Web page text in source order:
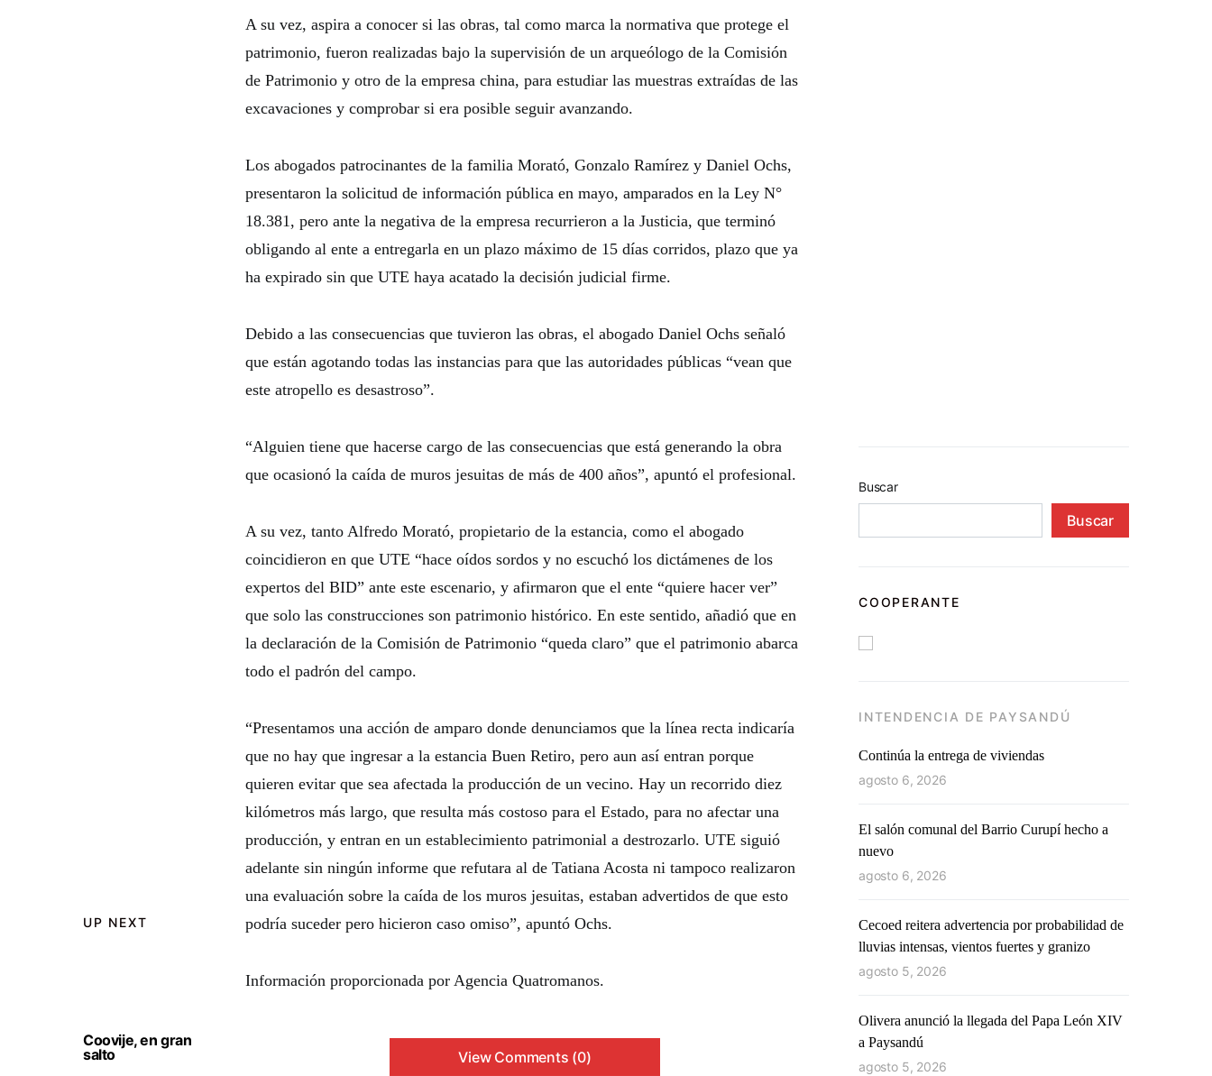
UP NEXT
Coovije, en gran
salto
A su vez, aspira a conocer si las obras, tal como marca la normativa que protege el
patrimonio, fueron realizadas bajo la supervisión de un arqueólogo de la Comisión
de Patrimonio y otro de la empresa china, para estudiar las muestras extraídas de las
excavaciones y comprobar si era posible seguir avanzando.
Los abogados patrocinantes de la familia Morató, Gonzalo Ramírez y Daniel Ochs,
presentaron la solicitud de información pública en mayo, amparados en la Ley N°
18.381, pero ante la negativa de la empresa recurrieron a la Justicia, que terminó
obligando al ente a entregarla en un plazo máximo de 15 días corridos, plazo que ya
ha expirado sin que UTE haya acatado la decisión judicial firme.
Debido a las consecuencias que tuvieron las obras, el abogado Daniel Ochs señaló
que están agotando todas las instancias para que las autoridades públicas “vean que
este atropello es desastroso”.
“Alguien tiene que hacerse cargo de las consecuencias que está generando la obra
que ocasionó la caída de muros jesuitas de más de 400 años”, apuntó el profesional.
A su vez, tanto Alfredo Morató, propietario de la estancia, como el abogado
coincidieron en que UTE “hace oídos sordos y no escuchó los dictámenes de los
expertos del BID” ante este escenario, y afirmaron que el ente “quiere hacer ver”
que solo las construcciones son patrimonio histórico. En este sentido, añadió que en
la declaración de la Comisión de Patrimonio “queda claro” que el patrimonio abarca
todo el padrón del campo.
“Presentamos una acción de amparo donde denunciamos que la línea recta indicaría
que no hay que ingresar a la estancia Buen Retiro, pero aun así entran porque
quieren evitar que sea afectada la producción de un vecino. Hay un recorrido diez
kilómetros más largo, que resulta más costoso para el Estado, para no afectar una
producción, y entran en un establecimiento patrimonial a destrozarlo. UTE siguió
adelante sin ningún informe que refutara al de Tatiana Acosta ni tampoco realizaron
una evaluación sobre la caída de los muros jesuitas, estaban advertidos de que esto
podría suceder pero hicieron caso omiso”, apuntó Ochs.
Información proporcionada por Agencia Quatromanos.
View Comments (0)
Buscar
Buscar
COOPERANTE
INTENDENCIA DE PAYSANDÚ
Continúa la entrega de viviendas
agosto 6, 2026
El salón comunal del Barrio Curupí hecho a
nuevo
agosto 6, 2026
Cecoed reitera advertencia por probabilidad de
lluvias intensas, vientos fuertes y granizo
agosto 5, 2026
Olivera anunció la llegada del Papa León XIV
a Paysandú
agosto 5, 2026